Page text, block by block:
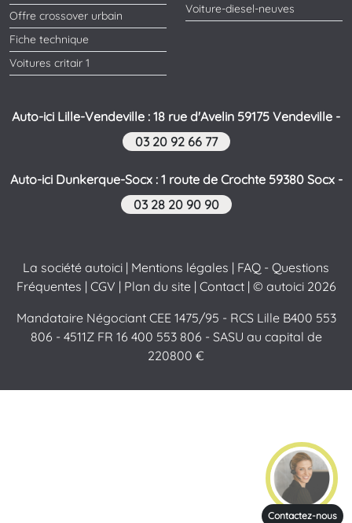
Offre crossover urbain
Fiche technique
Voitures critair 1
Voiture-diesel-neuves
Auto-ici Lille-Vendeville : 18 rue d'Avelin 59175 Vendeville -
03 20 92 66 77
Auto-ici Dunkerque-Socx : 1 route de Crochte 59380 Socx -
03 28 20 90 90
La société autoici | Mentions légales | FAQ - Questions
Fréquentes | CGV | Plan du site| Contact| © autoici 2026
Mandataire Négociant CEE 1475/95 - RCS Lille B400 553
806 - 4511Z FR 16 400 553 806 - SASU au capital de
220800 €
Contactez-nous